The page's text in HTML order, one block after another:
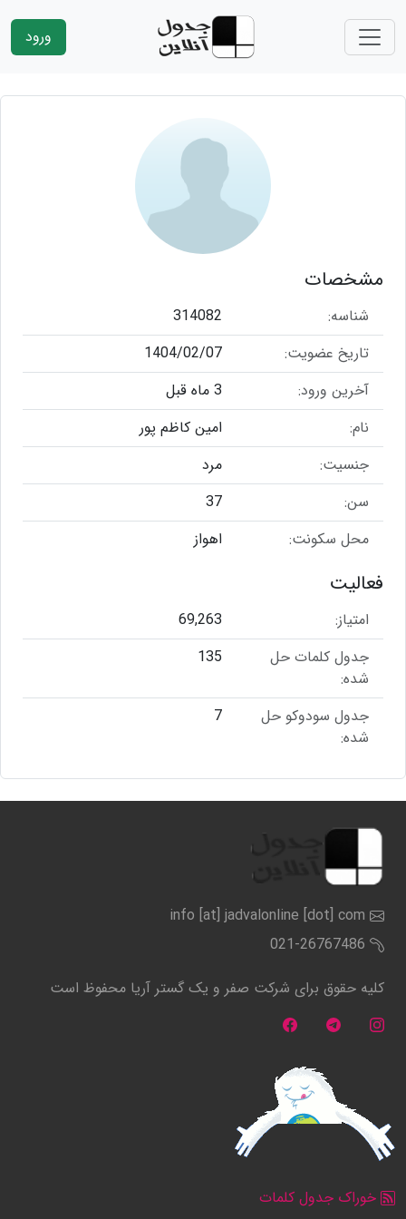
ورود
مشخصات
شناسه:
314082
تاریخ عضویت:
1404/02/07
آخرین ورود:
3 ماه قبل
نام:
امین کاظم پور
جنسیت:
مرد
سن:
37
محل سکونت:
اهواز
فعالیت
امتیاز:
69,263
جدول کلمات حل
شده:
135
جدول سودوکو حل
شده:
7
info [at] jadvalonline [dot] com
021-26767486
کلیه حقوق برای شرکت صفر و یک گستر آریا محفوظ است
خوراک جدول کلمات